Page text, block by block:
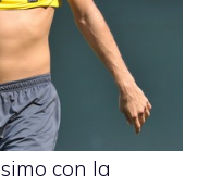
con la